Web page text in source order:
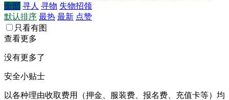
全部 寻人 寻物 失物招领
默认排序 最热 最新 点赞
只看有图
查看更多
没有更多了
安全小贴士
以各种理由收取费⽤（押⾦、服装费、报名费、充值卡等）均